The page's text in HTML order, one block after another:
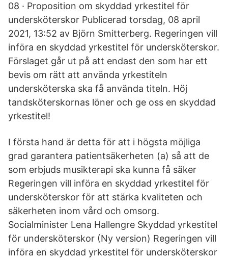
08 · Proposition om skyddad yrkestitel för
undersköterskor Publicerad torsdag, 08 april
2021, 13:52 av Björn Smitterberg. Regeringen vill
införa en skyddad yrkestitel för undersköterskor.
Förslaget går ut på att endast den som har ett
bevis om rätt att använda yrkestiteln
undersköterska ska få använda titeln. Höj
tandsköterskornas löner och ge oss en skyddad
yrkestitel!
I första hand är detta för att i högsta möjliga
grad garantera patientsäkerheten (a) så att de
som erbjuds musikterapi ska kunna få säker
Regeringen vill införa en skyddad yrkestitel för
undersköterskor för att stärka kvaliteten och
säkerheten inom vård och omsorg.
Socialminister Lena Hallengre Skyddad yrkestitel
för undersköterskor (Ny version) Regeringen vill
införa en skyddad yrkestitel för undersköterskor